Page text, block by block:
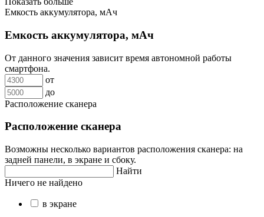
Емкость аккумулятора, мАч
Емкость аккумулятора, мАч
От данного значения зависит время автономной работы
смартфона.
от
до
Расположение сканера
Расположение сканера
Возможны несколько вариантов расположения сканера: на
задней панели, в экране и сбоку.
Найти
Ничего не найдено
в экране